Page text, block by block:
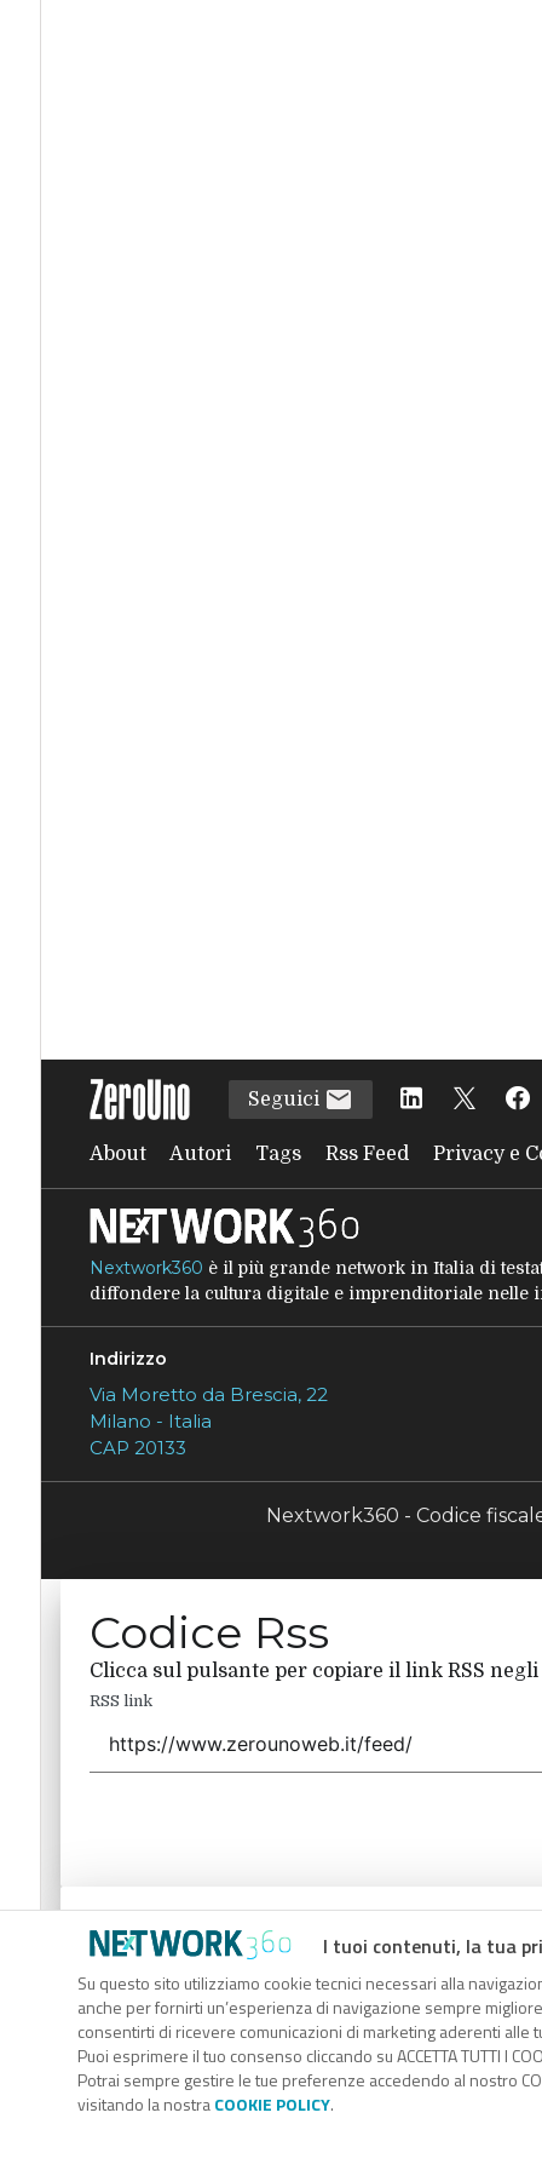
I tuoi contenuti, la tua
Su questo sito utilizziamo cookie tecnici necessari alla
anche per fornirti un’esperienza di navigazione sempre
consentirti di ricevere comunicazioni di marketing aderenti alle
Puoi esprimere il tuo consenso cliccando su ACCETTA TUTTI I
Potrai sempre gestire le tue preferenze accedendo al nostro
visitando la nostraCOOKIE POLICY.
Seguici
About Autori Tags Rss Feed Privacy e
Nextwork360 è il più grande network in Italia di
diffondere la cultura digitale e imprenditoriale nelle
Indirizzo
Via Moretto da Brescia, 22
Milano - Italia
CAP 20133
Nextwork360 - Codice
Codice Rss
Clicca sul pulsante per copiare il link RSS
RSS link
Codice Rss
Clicca sul pulsante per copiare il link RSS
RSS link